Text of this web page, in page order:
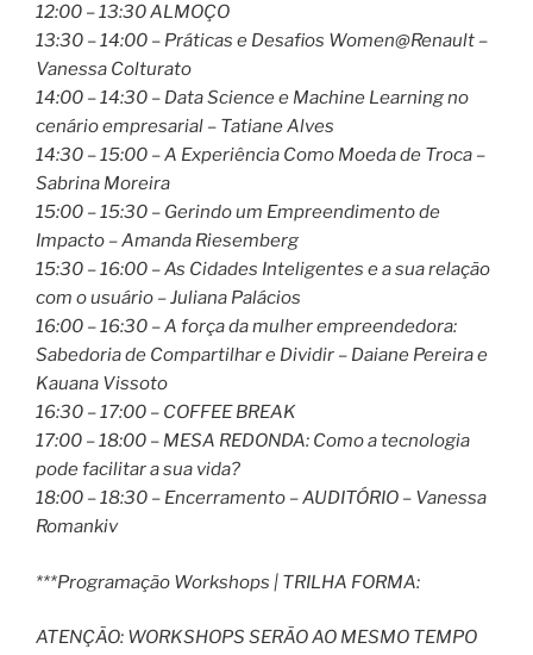
12:00 – 13:30 ALMOÇO
13:30 – 14:00 – Práticas e Desafios Women@Renault –
Vanessa Colturato
14:00 – 14:30 – Data Science e Machine Learning no
cenário empresarial – Tatiane Alves
14:30 – 15:00 – A Experiência Como Moeda de Troca –
Sabrina Moreira
15:00 – 15:30 – Gerindo um Empreendimento de
Impacto – Amanda Riesemberg
15:30 – 16:00 – As Cidades Inteligentes e a sua relação
com o usuário – Juliana Palácios
16:00 – 16:30 – A força da mulher empreendedora:
Sabedoria de Compartilhar e Dividir – Daiane Pereira e
Kauana Vissoto
16:30 – 17:00 – COFFEE BREAK
17:00 – 18:00 – MESA REDONDA: Como a tecnologia
pode facilitar a sua vida?
18:00 – 18:30 – Encerramento – AUDITÓRIO – Vanessa
Romankiv
***Programação Workshops | TRILHA FORMA:
ATENÇÃO: WORKSHOPS SERÃO AO MESMO TEMPO